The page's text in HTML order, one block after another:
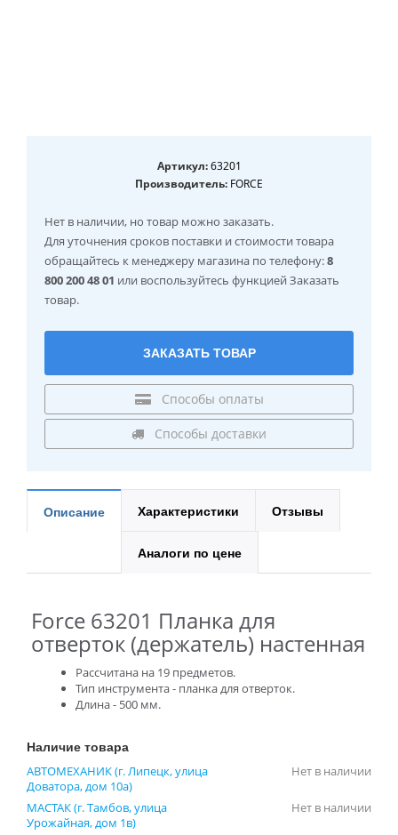
Артикул:63201
Производитель: FORCE
Нет в наличии, но товар можно заказать.
Для уточнения сроков поставки и стоимости товара
обращайтесь к менеджеру магазина по телефону:8
800 200 48 01 или воспользуйтесь функцией Заказать
товар.
ЗАКАЗАТЬ ТОВАР
Способы оплаты
Способы доставки
Описание Характеристики Отзывы
Аналоги по цене
Force 63201 Планка для
отверток (держатель) настенная
Рассчитана на 19 предметов.
Тип инструмента - планка для отверток.
Длина - 500 мм.
Наличие товара
АВТОМЕХАНИК (г. Липецк, улица
Доватора, дом 10а)
Нет в наличии
МАСТАК (г. Тамбов, улица
Урожайная, дом 1в)
Нет в наличии